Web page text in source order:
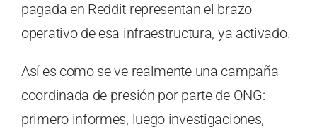
pagada en Reddit representan el brazo
operativo de esa infraestructura, ya activado.
Así es como se ve realmente una campaña
coordinada de presión por parte de ONG:
primero informes, luego investigaciones,